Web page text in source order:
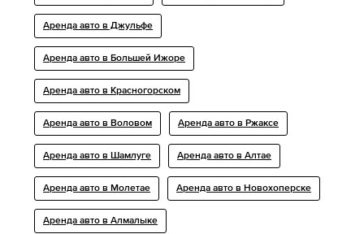
Аренда авто в Джульфе
Аренда авто в Большей Ижоре
Аренда авто в Красногорском
Аренда авто в Воловом Аренда авто в Ржаксе
Аренда авто в Шамлуге Аренда авто в Алтае
Аренда авто в Молетае Аренда авто в Новохоперске
Аренда авто в Алмалыке